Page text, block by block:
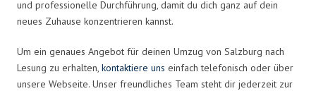
und professionelle Durchführung, damit du dich ganz auf dein
neues Zuhause konzentrieren kannst.
Um ein genaues Angebot für deinen Umzug von Salzburg nach
Lesung zu erhalten, kontaktiere uns einfach telefonisch oder über
unsere Webseite. Unser freundliches Team steht dir jederzeit zur